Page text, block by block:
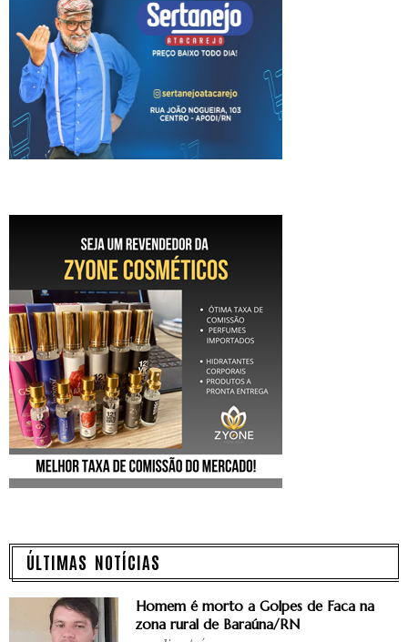
ÚLTIMAS NOTÍCIAS
Homem é morto a Golpes de Faca na
zona rural de Baraúna/RN